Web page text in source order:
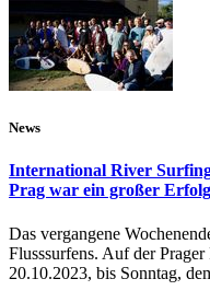
News
International River
Prag war ein großer Erfolg
Das vergangene
Flusssurfens. Auf der
20.10.2023, bis Sonntag,